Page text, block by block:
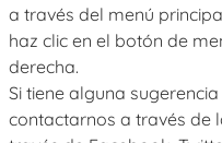
a través del menú
haz clic en el botón de
derecha.
Si tiene alguna
contactarnos a través de